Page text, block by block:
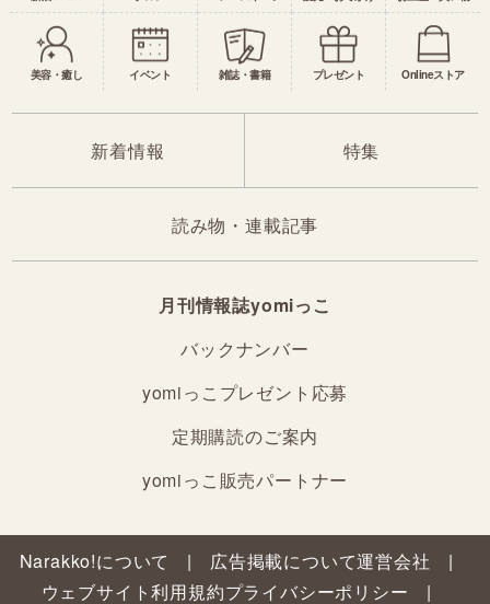
美容・癒し イベント 雑誌・書籍 プレゼント Onlineストア
新着情報 特集
読み物・連載記事
月刊情報誌yomiっこ
バックナンバー
yomiっこプレゼント応募
定期購読のご案内
yomiっこ販売パートナー
Narakko!について 広告掲載について運営会社
ウェブサイト利用規約プライバシーポリシー